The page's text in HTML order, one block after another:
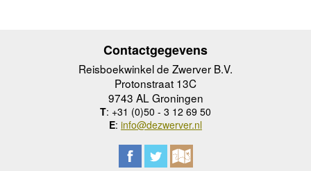
Contactgegevens
Reisboekwinkel de Zwerver B.V.
Protonstraat 13C
9743 AL Groningen
T: +31 (0)50 - 3 12 69 50
E: info@dezwerver.nl